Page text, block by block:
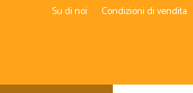
Su di noi Condizioni di vendita